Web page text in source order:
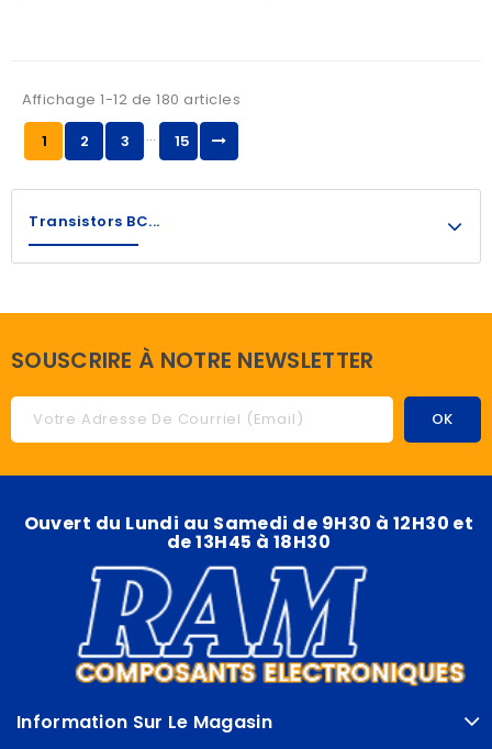
Affichage 1-12 de 180 articles
1
2 3 … 15
Transistors BC...
SOUSCRIRE À NOTRE NEWSLETTER
Ouvert du Lundi au Samedi de 9H30 à 12H30 et
de 13H45 à 18H30
Information Sur Le Magasin